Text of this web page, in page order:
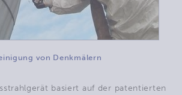
von Denkmälern
basiert auf der patentierten